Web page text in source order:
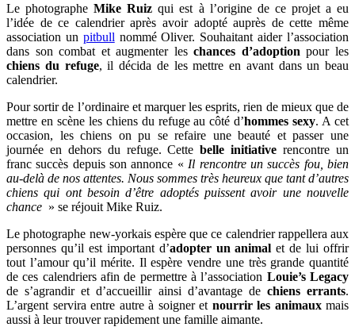
Le photographe Mike Ruiz qui est à l’origine de ce projet a eu
l’idée de ce calendrier après avoir adopté auprès de cette même
association un pitbull nommé Oliver. Souhaitant aider l’association
dans son combat et augmenter leschances d’adoption pour les
chiens du refuge, il décida de les mettre en avant dans un beau
calendrier.
Pour sortir de l’ordinaire et marquer les esprits, rien de mieux que de
mettre en scène les chiens du refuge au côté d’hommes sexy. A cet
occasion, les chiens on pu se refaire une beauté et passer une
journée en dehors du refuge. Cettebelle initiative rencontre un
franc succès depuis son annonce « Il rencontre un succès fou, bien
au-delà de nos attentes. Nous sommes très heureux que tant d’autres
chiens qui ont besoin d’être adoptés puissent avoir une nouvelle
chance » se réjouit Mike Ruiz.
Le photographe new-yorkais espère que ce calendrier rappellera aux
personnes qu’il est important d’adopter un animal et de lui offrir
tout l’amour qu’il mérite. Il espère vendre une très grande quantité
de ces calendriers afin de permettre à l’association Louie’s Legacy
de s’agrandir et d’accueillir ainsi d’avantage de chiens errants.
L’argent servira entre autre à soigner et nourrir les animauxmais
aussi à leur trouver rapidement une famille aimante.